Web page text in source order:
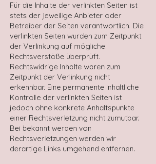
Für die Inhalte der verlinkten Seiten ist
stets der jeweilige Anbieter oder
Betreiber der Seiten verantwortlich. Die
verlinkten Seiten wurden zum Zeitpunkt
der Verlinkung auf mögliche
Rechtsverstöße überprüft.
Rechtswidrige Inhalte waren zum
Zeitpunkt der Verlinkung nicht
erkennbar. Eine permanente inhaltliche
Kontrolle der verlinkten Seiten ist
jedoch ohne konkrete Anhaltspunkte
einer Rechtsverletzung nicht zumutbar.
Bei bekannt werden von
Rechtsverletzungen werden wir
derartige Links umgehend entfernen.